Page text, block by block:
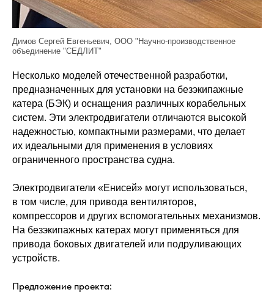
Димов Сергей Евгеньевич, ООО "Научно-производственное
объединение "СЕДЛИТ"
Несколько моделей отечественной разработки,
предназначенных для установки на безэкипажные
катера (БЭК) и оснащения различных корабельных
систем. Эти электродвигатели отличаются высокой
надежностью, компактными размерами, что делает
их идеальными для применения в условиях
ограниченного пространства судна.
Электродвигатели «Енисей» могут использоваться,
в том числе, для привода вентиляторов,
компрессоров и других вспомогательных механизмов.
На безэкипажных катерах могут применяться для
привода боковых двигателей или подруливающих
устройств.
Предложение проекта: